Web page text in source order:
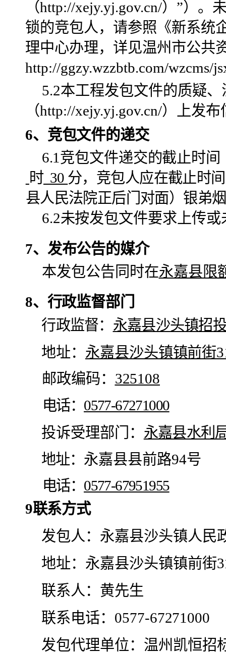
（http://xejy.yj.gov.cn/） ”）。
锁的竞包人，请参照《新系统
理中心办理，详见温州市公共
http://ggzy.wzzbtb.com/wzcms/
5.2本工程发包文件的质疑
（http://xejy.yj.gov.cn/）上发
6、竞包文件的递交
6.1 竞包文件递交的截止时间
时 30 分， 竞包人应在截止时
县人民法院正后门对面）银弟
6.2未按发包文件要求上传
7、 发布公告的媒介
本发包公告同时在永嘉县限
8、 行政监督部门
行政监督： 永嘉县沙头镇招
地址： 永嘉县沙头镇镇前街
邮政编码： 325108
电话： 0577-67271000
投诉受理部门： 永嘉县水利
地址： 永嘉县县前路94号
电话： 0577-67951955
9联系方式
发包人： 永嘉县沙头镇人民
地址： 永嘉县沙头镇镇前街
联系人： 黄先生
联系电话： 0577-67271000
发包代理单位： 温州凯恒招